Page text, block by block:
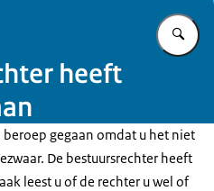
heeft
gegaan omdat u het niet
De bestuursrechter heeft
leest u of de rechter u wel of